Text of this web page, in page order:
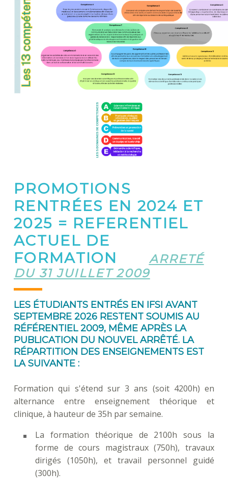
PROMOTIONS
RENTRÉES EN 2024 ET
2025 = REFERENTIEL
ACTUEL DE
FORMATION
ARRETÉ
DU 31 JUILLET 2009
LES ÉTUDIANTS ENTRÉS EN IFSI AVANT
SEPTEMBRE 2026 RESTENT SOUMIS AU
RÉFÉRENTIEL 2009, MÊME APRÈS LA
PUBLICATION DU NOUVEL ARRÊTÉ. LA
RÉPARTITION DES ENSEIGNEMENTS EST
LA SUIVANTE :
Formation qui s'étend sur 3 ans (soit 4200h) en
alternance entre enseignement théorique et
clinique, à hauteur de 35h par semaine.
La formation théorique de 2100h sous la
forme de cours magistraux (750h), travaux
dirigés (1050h), et travail personnel guidé
(300h).